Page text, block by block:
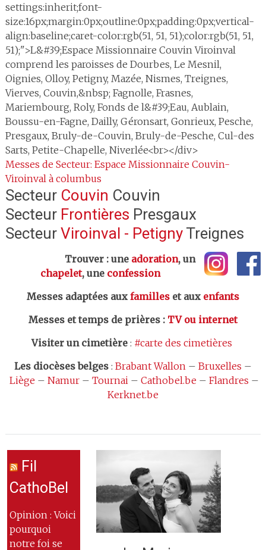
settings:inherit;font-
size:16px;margin:0px;outline:0px;padding:0px;vertical-
align:baseline;caret-color:rgb(51, 51, 51);color:rgb(51, 51,
51);">L&#39;Espace Missionnaire Couvin Viroinval
comprend les paroisses de Dourbes, Le Mesnil,
Oignies, Olloy, Petigny, Mazée, Nismes, Treignes,
Vierves, Couvin,&nbsp; Fagnolle, Frasnes,
Mariembourg, Roly, Fonds de l&#39;Eau, Aublain,
Boussu-en-Fagne, Dailly, Géronsart, Gonrieux, Pesche,
Presgaux, Bruly-de-Couvin, Bruly-de-Pesche, Cul-des
Sarts, Petite-Chapelle, Niverlée<br></div>
Messes de Secteur: Espace Missionnaire Couvin-
Viroinval à columbus
Secteur Couvin Couvin
Secteur Frontières Presgaux
Secteur Viroinval - PetignyTreignes
Trouver : une adoration, un
chapelet, une confession
Messes adaptées aux familleset aux enfants
Messes et temps de prières: TV ou internet
Visiter un cimetière: #carte des cimetières
Les diocèses belges: Brabant Wallon– Bruxelles –
Liège – Namur– Tournai– Cathobel.be – Flandres –
Kerknet.be
Fil
CathoBel
Opinion : Voici
pourquoi
notre foi se